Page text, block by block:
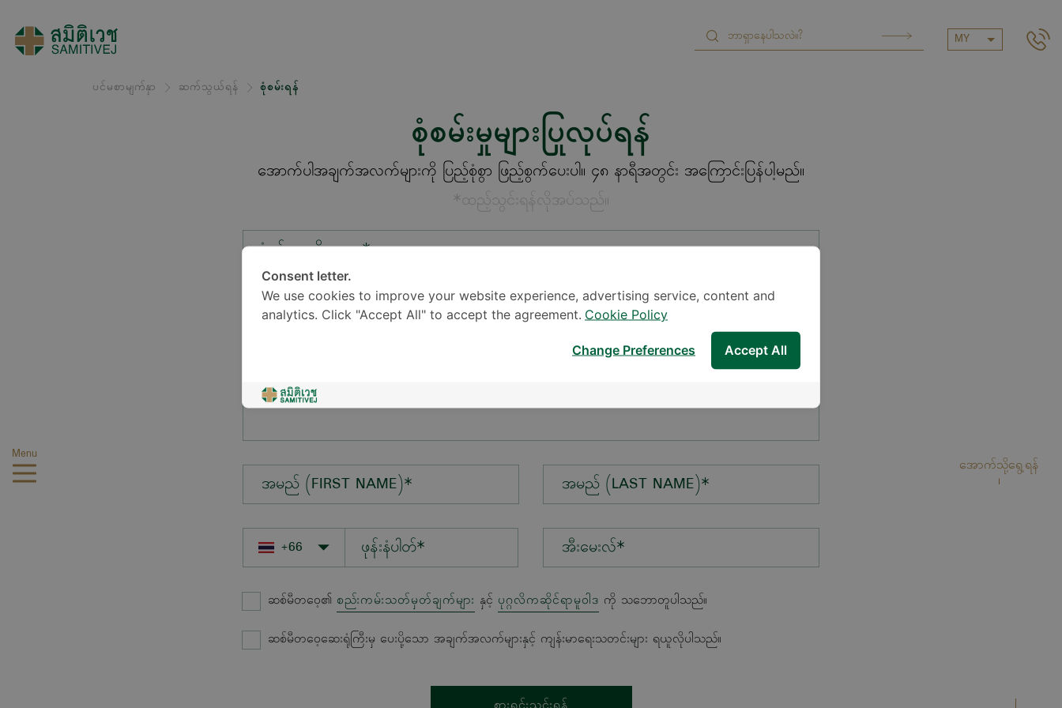
MY
Menu
ပင်မစာမျက်နှာ ဆက်သွယ်ရန် စုံစမ်းရန်
စုံစမ်းမှုများပြုလုပ်ရန်
အောက်ပါအချက်အလက်များကို ပြည့်စုံစွာ ဖြည့်စွက်ပေးပါ။ ၄၈ နာရီအတွင်း အကြောင်းပြန်ပါ့မည်။
*ထည့်သွင်းရန်လိုအပ်သည်။
စုံစမ်းမှုအမျိုးအစား*
တည်နေရာ*
အမည် (FIRST NAME)* အမည် (LAST NAME)*
အီးမေးလ်*
ဆစ်မီတဝေ့၏ စည်းကမ်းသတ်မှတ်ချက်များ နှင့် ပုဂ္ဂလိကဆိုင်ရာမူဝါဒ ကို သဘောတူပါသည်။
ဆစ်မီတဝေ့ဆေးရုံကြီးမှ ပေးပို့သော အချက်အလက်များနှင့် ကျန်းမာရေးသတင်းများ ရယူလိုပါသည်။
အောက်သို့ရွေ့ရန်
Consent letter.
We use cookies to improve your website experience, advertising service, content and
analytics. Click "Accept All" to accept the agreement. Cookie Policy
Accept All
Change Preferences